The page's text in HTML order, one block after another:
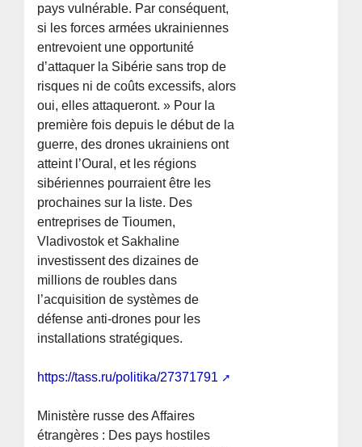
pays vulnérable. Par conséquent,
si les forces armées ukrainiennes
entrevoient une opportunité
d’attaquer la Sibérie sans trop de
risques ni de coûts excessifs, alors
oui, elles attaqueront. » Pour la
première fois depuis le début de la
guerre, des drones ukrainiens ont
atteint l’Oural, et les régions
sibériennes pourraient être les
prochaines sur la liste. Des
entreprises de Tioumen,
Vladivostok et Sakhaline
investissent des dizaines de
millions de roubles dans
l’acquisition de systèmes de
défense anti-drones pour les
installations stratégiques.
https://tass.ru/politika/27371791
Ministère russe des Affaires
étrangères : Des pays hostiles